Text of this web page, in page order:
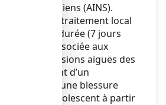
non stéroïdiens (AINS).
est destiné au traitement local
de courte durée (7 jours
la douleur associée aux
et contusions aiguës des
résultant d’un
par exemple une blessure
l’adulte et l’adolescent à partir